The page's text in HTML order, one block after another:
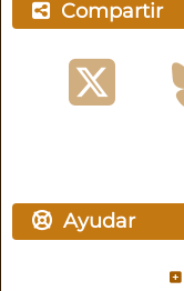
Compartir
Ayudar